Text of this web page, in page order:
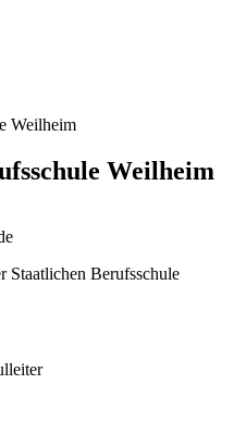
Weilheim
Weilheim
Staatlichen Berufsschule